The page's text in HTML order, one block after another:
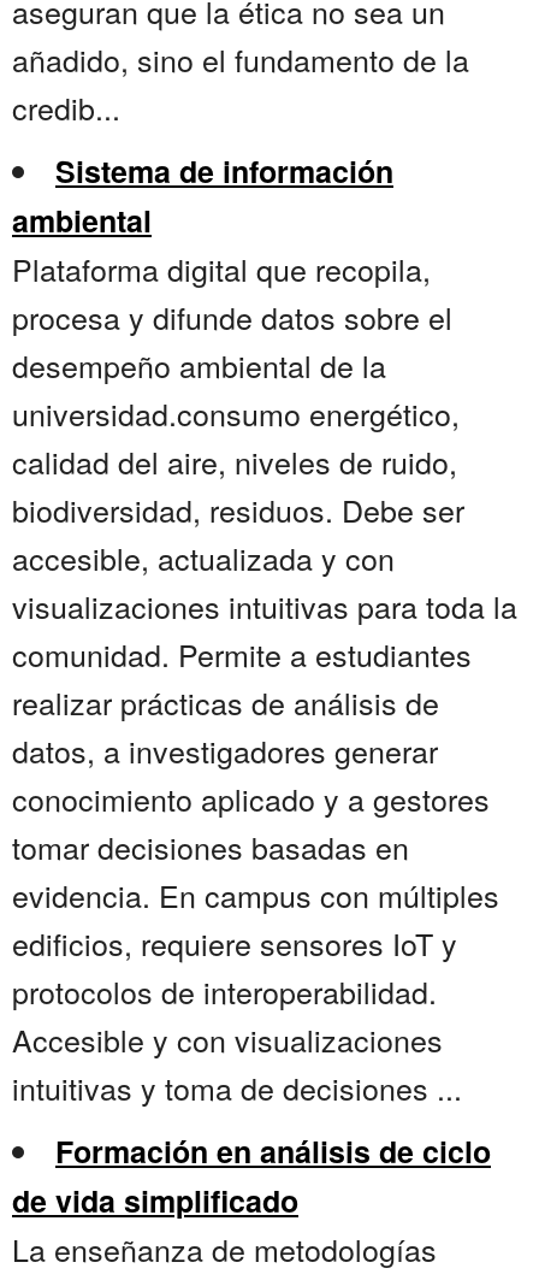
aseguran que la ética no sea un
añadido, sino el fundamento de la
credib...
Sistema de información
ambiental
Plataforma digital que recopila,
procesa y difunde datos sobre el
desempeño ambiental de la
universidad.consumo energético,
calidad del aire, niveles de ruido,
biodiversidad, residuos. Debe ser
accesible, actualizada y con
visualizaciones intuitivas para toda la
comunidad. Permite a estudiantes
realizar prácticas de análisis de
datos, a investigadores generar
conocimiento aplicado y a gestores
tomar decisiones basadas en
evidencia. En campus con múltiples
edificios, requiere sensores IoT y
protocolos de interoperabilidad.
Accesible y con visualizaciones
intuitivas y toma de decisiones ...
Formación en análisis de ciclo
de vida simplificado
La enseñanza de metodologías